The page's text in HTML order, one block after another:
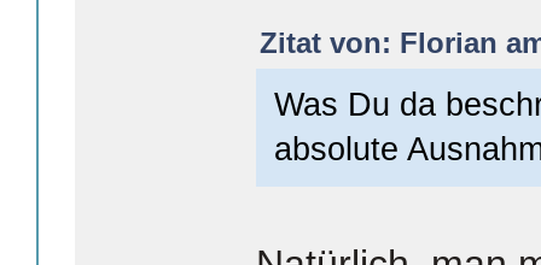
Zitat von: Florian
Was Du da
absolute